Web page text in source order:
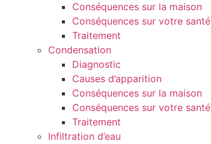
Conséquences sur la maison
Conséquences sur votre santé
Traitement
Condensation
Diagnostic
Causes d’apparition
Conséquences sur la maison
Conséquences sur votre santé
Traitement
Infiltration d’eau